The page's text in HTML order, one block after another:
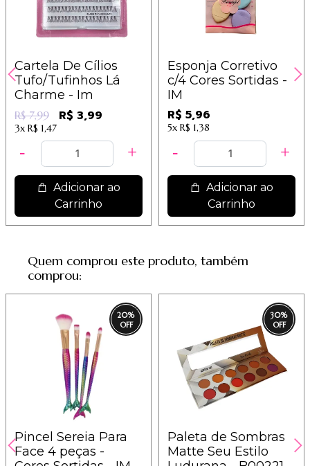
Cartela De Cílios
Tufo/Tufinhos Lá
Charme - Im
R$ 7,99 R$ 3,99
3x R$ 1,47
Adicionar ao
Carrinho
Esponja Corretivo
c/4 Cores Sortidas -
IM
R$ 5,96
5x R$ 1,38
Adicionar ao
Carrinho
Quem comprou este produto, também
comprou:
20%
Pincel Sereia Para
Face 4 peças -
30%
Paleta de Sombras
Matte Seu Estilo